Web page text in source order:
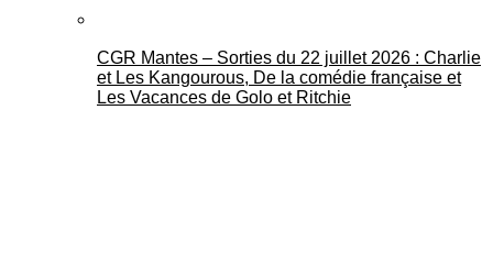
CGR Mantes – Sorties du 22 juillet 2026 : Charlie
et Les Kangourous, De la comédie française et
Les Vacances de Golo et Ritchie